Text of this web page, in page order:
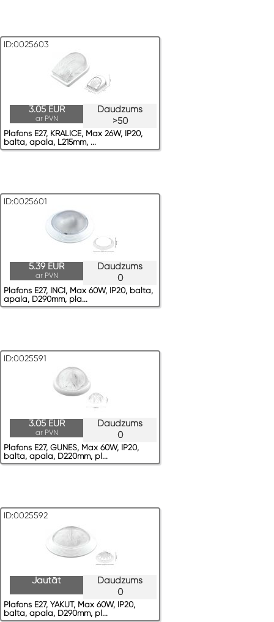
ID:0025603
Daudzums
>50
3.05 EUR
ar PVN
Plafons E27, KRALICE, Max 26W, IP20,
balta, apaļa, L215mm, ...
ID:0025601
Daudzums
0
5.39 EUR
ar PVN
Plafons E27, INCI, Max 60W, IP20, balta,
apaļa, D290mm, pla...
ID:0025591
Daudzums
0
3.05 EUR
ar PVN
Plafons E27, GUNES, Max 60W, IP20,
balta, apaļa, D220mm, pl...
ID:0025592
Daudzums
0
Jautāt
Plafons E27, YAKUT, Max 60W, IP20,
balta, apaļa, D290mm, pl...